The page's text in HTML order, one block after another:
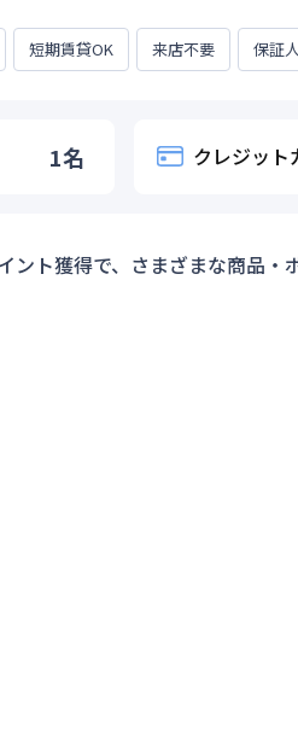
短期賃貸OK 来店不要 保証
1名 クレジット
ント獲得で、さまざまな商品・